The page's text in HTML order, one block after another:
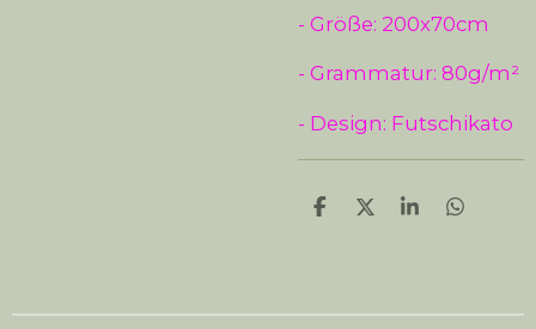
- Größe: 200x70cm
- Grammatur: 80g/m²
- Design: Futschikato
T
n
T
n
T
n
T
n